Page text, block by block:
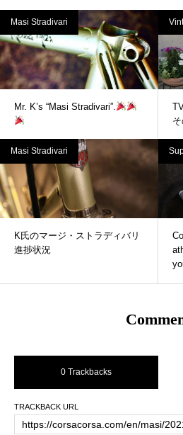
Masi Stradivari
Mr. K’s “Masi Stradivari”.
Masi Stradivari
K氏のマージ・ストラディバリ
進捗状況
0 Trackbacks
TRACKBACK URL